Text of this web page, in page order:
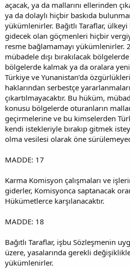
açacak, ya da mallarını ellerinden
ya da dolaylı hiçbir baskıda
yükümlenirler. Bağıtlı Taraflar, ülkeyi
gidecek olan göçmenleri hiçbir
resme bağlamamayı yükümlenirler.
mübadele dışı bırakılacak
bölgelerde kalmak ya da oralara
Türkiye ve Yunanistan’da
haklarından serbestçe
çıkartılmayacaktır. Bu hüküm,
konusu bölgelerde oturanların
geçirmelerine ve bu kimselerden
kendi istekleriyle bırakıp gitmek
olma vesilesi olarak öne
MADDE: 17
Karma Komisyon çalışmaları ve
giderler, Komisyonca saptanacak
Hükümetlerce karşılanacaktır.
MADDE: 18
Bağıtlı Taraflar, işbu Sözleşmenin
üzere, yasalarında gerekli
yükümlenirler.